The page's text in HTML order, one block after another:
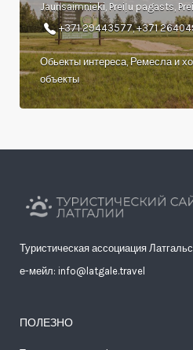
Jaunsaimnieki, Preiļu pagasts,
+371 29443577, +371
Обьекты интереса, Ремесла и
объекты
Туристическая ассоциация
е-мейл: info@latgale.travel
ПОЛЕЗНО